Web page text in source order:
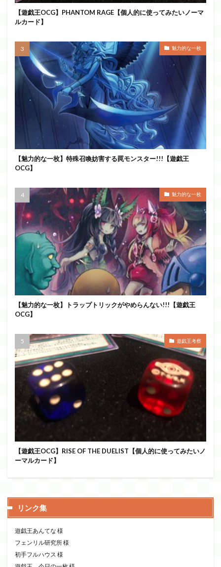
【遊戯王OCG】PHANTOM RAGE【個人的に使ってみたいノーマ
ルカード】
魅力的な一枚
【魅力的な一枚】特殊召喚妨害する罠モンスター!!!【遊戯王
OCG】
魅力的な一枚
【魅力的な一枚】トラップトリックがやめらんない!!!【遊戯王
OCG】
遊戯王考察
【遊戯王OCG】RISE OF THE DUELIST【個人的に使ってみたいノ
ーマルカード】
リンク集
遊戯王あんてな 様
フェンリル研究所様
初手フルハウス 様